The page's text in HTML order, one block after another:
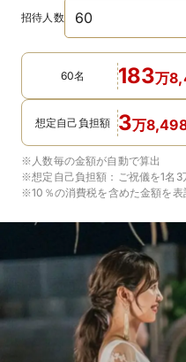
招待人数
60名 183万
想定自己負担額 3万
※人数毎の金額が自動で算出
※想定自己負担額： ご祝儀を1名3
※10％の消費税を含めた金額を表